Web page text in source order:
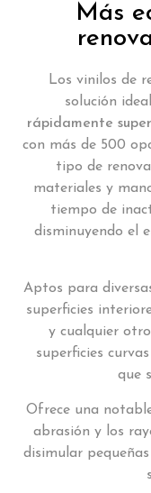
Más
Los vinilos de
solución
rápidamente
con más de 500
tipo de
materiales y
tiempo de
disminuyendo el
Aptos para
superficies
y cualquier
superficies
que
Ofrece una
abrasión y los
disimular